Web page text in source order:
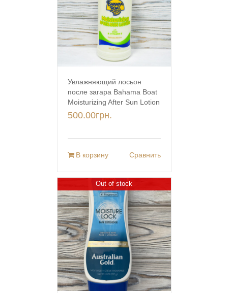
Увлажняющий лосьон
после загара Bahama Boat
Moisturizing After Sun Lotion
500.00грн.
В корзину Сравнить
Out of stock